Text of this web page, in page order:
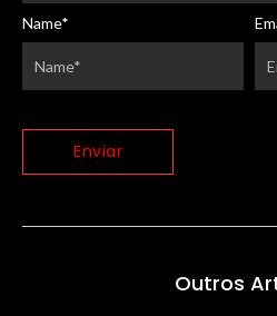
Name*
Outros